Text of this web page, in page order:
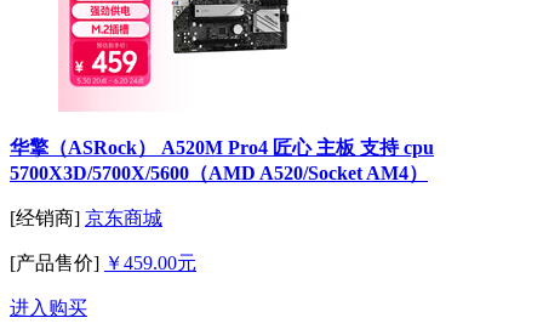
华擎（ASRock） A520M Pro4 匠心 主板 支持 cpu
5700X3D/5700X/5600（AMD A520/Socket AM4）
[经销商] 京东商城
[产品售价] ￥459.00元
进入购买